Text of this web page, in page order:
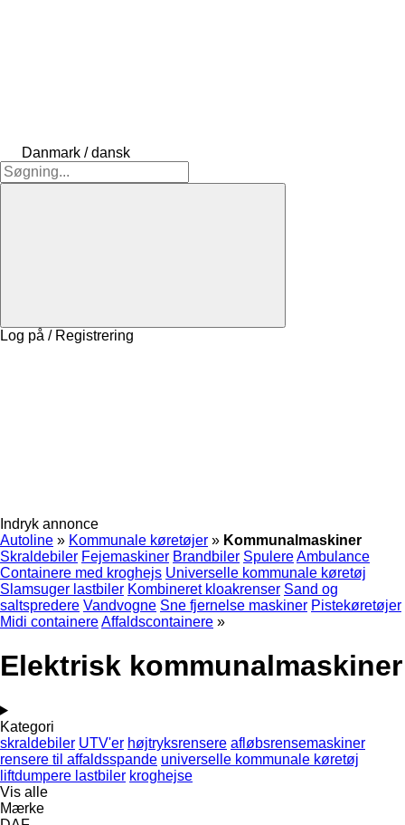
Danmark / dansk
Log på / Registrering
Indryk annonce
Autoline » Kommunale køretøjer » Kommunalmaskiner
Skraldebiler Fejemaskiner Brandbiler SpulereAmbulance
Containere med kroghejs Universelle kommunale køretøj
Slamsuger lastbiler Kombineret kloakrenser Sand og
saltspredere Vandvogne Sne fjernelse maskiner Pistekøretøjer
Midi containereAffaldscontainere »
Elektrisk kommunalmaskiner
Kategori
skraldebiler UTV'er højtryksrensere afløbsrensemaskiner
rensere til affaldsspande universelle kommunale køretøj
liftdumpere lastbiler kroghejse
Vis alle
Mærke